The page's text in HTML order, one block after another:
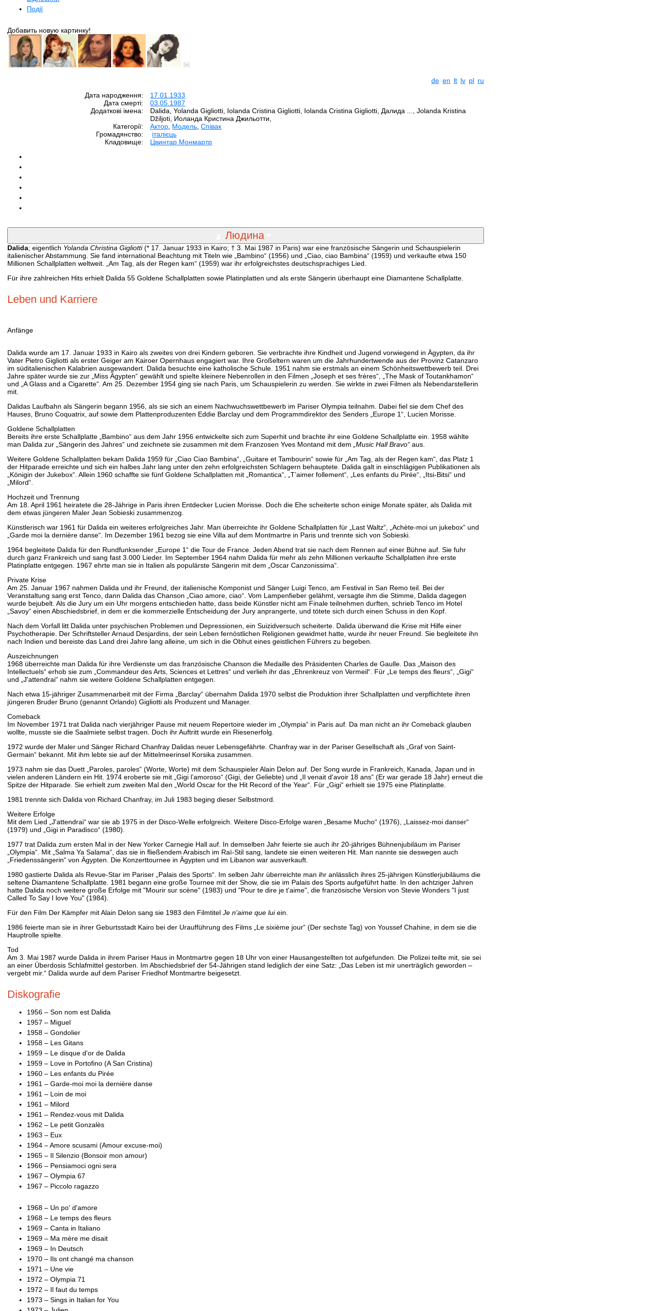
Події
Добавить новую картинку!
de en lt lv pl ru
Дата народження:
17.01.1933
Дата смерті:
03.05.1987
Додаткові імена:
Dalida, Yolanda Gigliotti, Iolanda Cristina Gigliotti, Iolanda Cristina Gigliotti, Далида ..., Jolanda Kristina
Džiljoti, Иоланда Кристина Джильотти,
Категорії:
Aктор Модель ,Співак
Громадянство:
італієць
Кладовище:
Цвинтар Монмартр
Людина
Dalida; eigentlich Yolanda Christina Gigliotti(* 17. Januar 1933 in Kairo; † 3. Mai 1987 in Paris) war eine französische Sängerin und Schauspielerin
italienischer Abstammung. Sie fand international Beachtung mit Titeln wie „Bambino“ (1956) und „Ciao, ciao Bambina“ (1959) und verkaufte etwa 150
Millionen Schallplatten weltweit. „Am Tag, als der Regen kam“ (1959) war ihr erfolgreichstes deutschsprachiges Lied.
Für ihre zahlreichen Hits erhielt Dalida 55 Goldene Schallplatten sowie Platinplatten und als erste Sängerin überhaupt eine Diamantene Schallplatte.
Leben und Karriere
Anfänge
Dalida wurde am 17. Januar 1933 in Kairo als zweites von drei Kindern geboren. Sie verbrachte ihre Kindheit und Jugend vorwiegend in Ägypten, da ihr
Vater Pietro Gigliotti als erster Geiger am Kairoer Opernhaus engagiert war. Ihre Großeltern waren um die Jahrhundertwende aus der Provinz Catanzaro
im süditalienischen Kalabrien ausgewandert. Dalida besuchte eine katholische Schule. 1951 nahm sie erstmals an einem Schönheitswettbewerb teil. Drei
Jahre später wurde sie zur „Miss Ägypten“ gewählt und spielte kleinere Nebenrollen in den Filmen „Joseph et ses frères“, „The Mask of Toutankhamon“
und „A Glass and a Cigarette“. Am 25. Dezember 1954 ging sie nach Paris, um Schauspielerin zu werden. Sie wirkte in zwei Filmen als Nebendarstellerin
mit.
Dalidas Laufbahn als Sängerin begann 1956, als sie sich an einem Nachwuchswettbewerb im Pariser Olympia teilnahm. Dabei fiel sie dem Chef des
Hauses, Bruno Coquatrix, auf sowie dem Plattenproduzenten Eddie Barclay und dem Programmdirektor des Senders „Europe 1“, Lucien Morisse.
Goldene Schallplatten
Bereits ihre erste Schallplatte „Bambino“ aus dem Jahr 1956 entwickelte sich zum Superhit und brachte ihr eine Goldene Schallplatte ein. 1958 wählte
man Dalida zur „Sängerin des Jahres“ und zeichnete sie zusammen mit dem Franzosen Yves Montand mit dem
„Music Hall Bravo“ aus.
Weitere Goldene Schallplatten bekam Dalida 1959 für „Ciao Ciao Bambina“, „Guitare et Tambourin“ sowie für „Am Tag, als der Regen kam“, das Platz 1
der Hitparade erreichte und sich ein halbes Jahr lang unter den zehn erfolgreichsten Schlagern behauptete. Dalida galt in einschlägigen Publikationen als
„Königin der Jukebox“. Allein 1960 schaffte sie fünf Goldene Schallplatten mit „Romantica“, „T’aimer follement“, „Les enfants du Pirée“, „Itsi-Bitsi“ und
„Milord“.
Hochzeit und Trennung
Am 18. April 1961 heiratete die 28-Jährige in Paris ihren Entdecker Lucien Morisse. Doch die Ehe scheiterte schon einige Monate später, als Dalida mit
dem etwas jüngeren Maler Jean Sobieski zusammenzog.
Künstlerisch war 1961 für Dalida ein weiteres erfolgreiches Jahr. Man überreichte ihr Goldene Schallplatten für „Last Waltz“, „Achète-moi un jukebox“ und
„Garde moi la dernière danse“. Im Dezember 1961 bezog sie eine Villa auf dem Montmartre in Paris und trennte sich von Sobieski.
1964 begleitete Dalida für den Rundfunksender „Europe 1“ die Tour de France. Jeden Abend trat sie nach dem Rennen auf einer Bühne auf. Sie fuhr
durch ganz Frankreich und sang fast 3.000 Lieder. Im September 1964 nahm Dalida für mehr als zehn Millionen verkaufte Schallplatten ihre erste
Platinplatte entgegen. 1967 ehrte man sie in Italien als populärste Sängerin mit dem „Oscar Canzonissima“.
Private Krise
Am 25. Januar 1967 nahmen Dalida und ihr Freund, der italienische Komponist und Sänger Luigi Tenco, am Festival in San Remo teil. Bei der
Veranstaltung sang erst Tenco, dann Dalida das Chanson „Ciao amore, ciao“. Vom Lampenfieber gelähmt, versagte ihm die Stimme, Dalida dagegen
wurde bejubelt. Als die Jury um ein Uhr morgens entschieden hatte, dass beide Künstler nicht am Finale teilnehmen durften, schrieb Tenco im Hotel
„Savoy“ einen Abschiedsbrief, in dem er die kommerzielle Entscheidung der Jury anprangerte, und tötete sich durch einen Schuss in den Kopf.
Nach dem Vorfall litt Dalida unter psychischen Problemen und Depressionen, ein Suizidversuch scheiterte. Dalida überwand die Krise mit Hilfe einer
Psychotherapie. Der Schriftsteller Arnaud Desjardins, der sein Leben fernöstlichen Religionen gewidmet hatte, wurde ihr neuer Freund. Sie begleitete ihn
nach Indien und bereiste das Land drei Jahre lang alleine, um sich in die Obhut eines geistlichen Führers zu begeben.
Auszeichnungen
1968 überreichte man Dalida für ihre Verdienste um das französische Chanson die Medaille des Präsidenten Charles de Gaulle. Das „Maison des
Intellectuels“ erhob sie zum „Commandeur des Arts, Sciences et Lettres“ und verlieh ihr das „Ehrenkreuz von Vermeil“. Für „Le temps des fleurs“, „Gigi“
und „J'attendrai“ nahm sie weitere Goldene Schallplatten entgegen.
Nach etwa 15-jähriger Zusammenarbeit mit der Firma „Barclay“ übernahm Dalida 1970 selbst die Produktion ihrer Schallplatten und verpflichtete ihren
jüngeren Bruder Bruno (genannt Orlando) Gigliotti als Produzent und Manager.
Comeback
Im November 1971 trat Dalida nach vierjähriger Pause mit neuem Repertoire wieder im „Olympia“ in Paris auf. Da man nicht an ihr Comeback glauben
wollte, musste sie die Saalmiete selbst tragen. Doch ihr Auftritt wurde ein Riesenerfolg.
1972 wurde der Maler und Sänger Richard Chanfray Dalidas neuer Lebensgefährte. Chanfray war in der Pariser Gesellschaft als „Graf von Saint-
Germain“ bekannt. Mit ihm lebte sie auf der Mittelmeerinsel Korsika zusammen.
1973 nahm sie das Duett „Paroles, paroles“ (Worte, Worte) mit dem Schauspieler Alain Delon auf. Der Song wurde in Frankreich, Kanada, Japan und in
vielen anderen Ländern ein Hit. 1974 eroberte sie mit „Gigi l’amoroso“ (Gigi, der Geliebte) und „Il venait d'avoir 18 ans“ (Er war gerade 18 Jahr) erneut die
Spitze der Hitparade. Sie erhielt zum zweiten Mal den „World Oscar for the Hit Record of the Year“. Für „Gigi“ erhielt sie 1975 eine Platinplatte.
1981 trennte sich Dalida von Richard Chanfray, im Juli 1983 beging dieser Selbstmord.
Weitere Erfolge
Mit dem Lied „J'attendrai“ war sie ab 1975 in der Disco-Welle erfolgreich. Weitere Disco-Erfolge waren „Besame Mucho“ (1976), „Laissez-moi danser“
(1979) und „Gigi in Paradisco“ (1980).
1977 trat Dalida zum ersten Mal in der New Yorker Carnegie Hall auf. In demselben Jahr feierte sie auch ihr 20-jähriges Bühnenjubiläum im Pariser
„Olympia“. Mit „Salma Ya Salama“, das sie in fließendem Arabisch im Raï-Stil sang, landete sie einen weiteren Hit. Man nannte sie deswegen auch
„Friedenssängerin“ von Ägypten. Die Konzerttournee in Ägypten und im Libanon war ausverkauft.
1980 gastierte Dalida als Revue-Star im Pariser „Palais des Sports“. Im selben Jahr überreichte man ihr anlässlich ihres 25-jährigen Künstlerjubiläums die
seltene Diamantene Schallplatte. 1981 begann eine große Tournee mit der Show, die sie im Palais des Sports aufgeführt hatte. In den achtziger Jahren
hatte Dalida noch weitere große Erfolge mit "Mourir sur scène" (1983) und "Pour te dire je t'aime", die französische Version von Stevie Wonders "I just
Called To Say I love You" (1984).
Für den Film Der Kämpfer mit Alain Delon sang sie 1983 den Filmtitel Je n'aime que luiein.
1986 feierte man sie in ihrer Geburtsstadt Kairo bei der Uraufführung des Films „Le sixième jour“ (Der sechste Tag) von Youssef Chahine, in dem sie die
Hauptrolle spielte.
Tod
Am 3. Mai 1987 wurde Dalida in ihrem Pariser Haus in Montmartre gegen 18 Uhr von einer Hausangestellten tot aufgefunden. Die Polizei teilte mit, sie sei
an einer Überdosis Schlafmittel gestorben. Im Abschiedsbrief der 54-Jährigen stand lediglich der eine Satz: „Das Leben ist mir unerträglich geworden –
vergebt mir.“ Dalida wurde auf dem Pariser Friedhof Montmartre beigesetzt.
Diskografie
1956 – Son nom est Dalida
1957 – Miguel
1958 – Gondolier
1958 – Les Gitans
1959 – Le disque d'or de Dalida
1959 – Love in Portofino (A San Cristina)
1960 – Les enfants du Pirée
1961 – Garde-moi moi la dernière danse
1961 – Loin de moi
1961 – Milord
1961 – Rendez-vous mit Dalida
1962 – Le petit Gonzalès
1963 – Eux
1964 – Amore scusami (Amour excuse-moi)
1965 – Il Silenzio (Bonsoir mon amour)
1966 – Pensiamoci ogni sera
1967 – Olympia 67
1967 – Piccolo ragazzo
1968 – Un po' d'amore
1968 – Le temps des fleurs
1969 – Canta in Italiano
1969 – Ma mère me disait
1969 – In Deutsch
1970 – Ils ont changé ma chanson
1971 – Une vie
1972 – Olympia 71
1972 – Il faut du temps
1973 – Sings in Italian for You